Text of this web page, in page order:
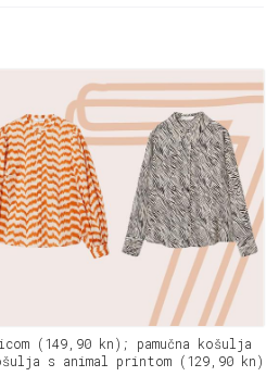
(149,90 kn); pamučna košulja
s animal printom (129,90 kn)